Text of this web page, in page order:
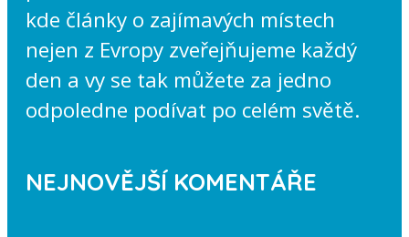
kde články o zajímavých místech
nejen z Evropy zveřejňujeme každý
den a vy se tak můžete za jedno
odpoledne podívat po celém světě.
NEJNOVĚJŠÍ KOMENTÁŘE